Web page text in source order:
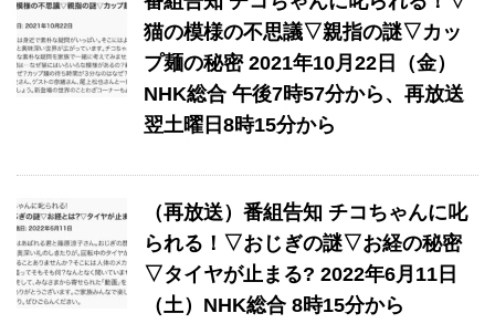
猫の模様の不思議▽親指の謎▽カッ
プ麺の秘密 2021年10月22日（金）
NHK総合 午後7時57分から、再放送
翌土曜日8時15分から
（再放送）番組告知 チコちゃんに叱
られる！▽おじぎの謎▽お経の秘密
▽タイヤが止まる? 2022年6月11日
（土）NHK総合 8時15分から